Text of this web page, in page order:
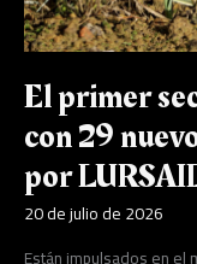
El primer
con 29
por
20 de julio de 2026
Están impulsados en el